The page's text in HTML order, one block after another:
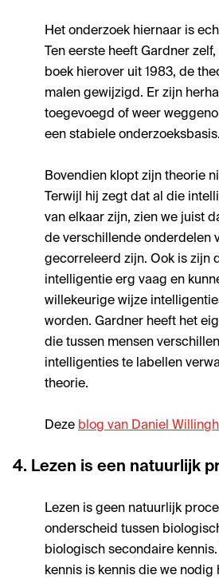
Het onderzoek hiernaar is
Ten eerste heeft Gardner
boek hierover uit 1983, de
malen gewijzigd. Er zijn
toegevoegd of weer
een stabiele onderzoeksbasis.
Bovendien klopt zijn theorie
Terwijl hij zegt dat al die
van elkaar zijn, zien we juist
de verschillende onderdelen
gecorreleerd zijn. Ook is zijn
intelligentie erg vaag en
willekeurige wijze
worden. Gardner heeft het
die tussen mensen
intelligenties te labellen
theorie.
Deze blog van Daniel
4. Lezen is een natuurlijk
Lezen is geen natuurlijk
onderscheid tussen
biologisch secondaire
kennis is kennis die we nodig